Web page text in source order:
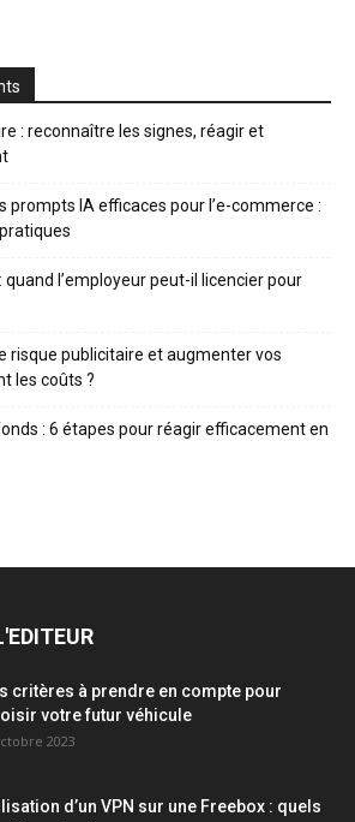
: reconnaître les signes, réagir et
prompts IA efficaces pour l’e-commerce :
l’employeur peut-il licencier pour
risque publicitaire et augmenter vos
les coûts ?
: 6 étapes pour réagir efficacement en
critères à prendre en compte pour
votre futur véhicule
2023
d’un VPN sur une Freebox : quels